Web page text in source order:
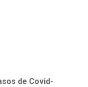
de Covid-